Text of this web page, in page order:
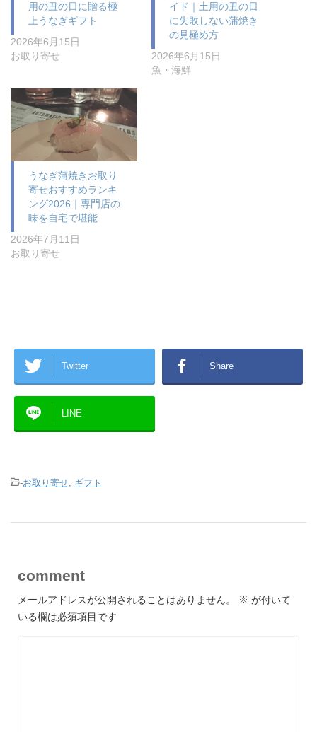
用の丑の日に贈る極
上うなぎギフト
2026年6月15日
お取り寄せ
イド｜土用の丑の日
に失敗しない蒲焼き
の見極め方
2026年6月15日
魚・海鮮
うなぎ蒲焼きお取り
寄せおすすめランキ
ング2026｜専門店の
味を自宅で堪能
2026年7月11日
お取り寄せ
Twitter Share
LINE
-お取り寄せ ギフト
comment
メールアドレスが公開されることはありません。 ※ が付いて
いる欄は必須項目です